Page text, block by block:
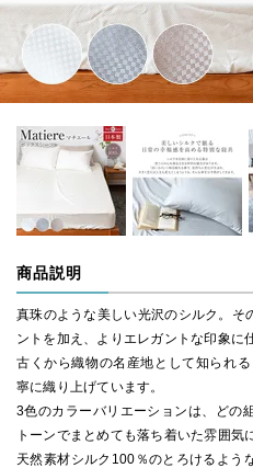
商品説明
真珠のような美しい光沢のシルク。そ
ントを加え、よりエレガントな印象に
古くから織物の名産地として知られ
寧に織り上げています。
3色のカラーバリエーションは、どの
トーンでまとめても落ち着いた雰囲気
天然素材シルク100％のとろけるよう